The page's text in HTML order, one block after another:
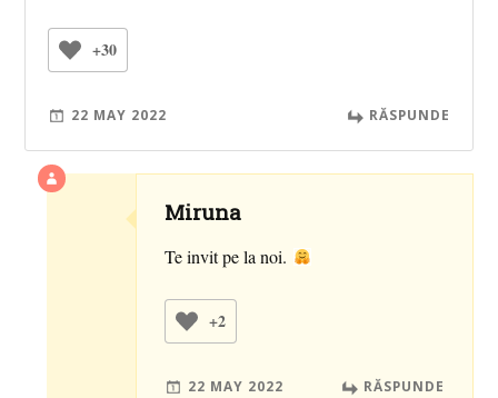
+30
22 MAY 2022 RĂSPUNDE
Miruna
Te invit pe la noi.
+2
22 MAY 2022 RĂSPUNDE